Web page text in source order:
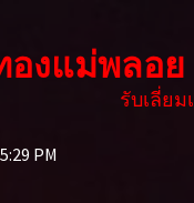
องแม่พลอ
รับเลี่ย
PM